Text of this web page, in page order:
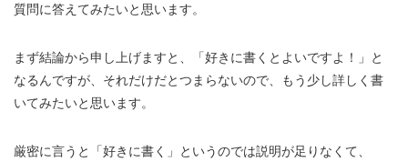
質問に答えてみたいと思います。
まず結論から申し上げますと、「好きに書くとよいですよ！」と
なるんですが、それだけだとつまらないので、もう少し詳しく書
いてみたいと思います。
厳密に言うと「好きに書く」というのでは説明が足りなくて、